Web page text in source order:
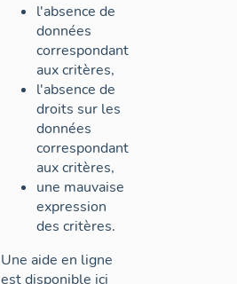
l'absence de
données
correspondant
aux critères,
l'absence de
droits sur les
données
correspondant
aux critères,
une mauvaise
expression
des critères.
Une aide en ligne
est disponible ici